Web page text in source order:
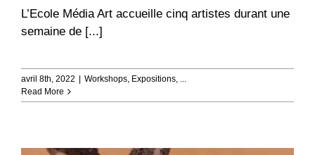
L’Ecole Média Art accueille cinq artistes durant une
semaine de [...]
avril 8th, 2022 | Workshops, Expositions, ...
Read More